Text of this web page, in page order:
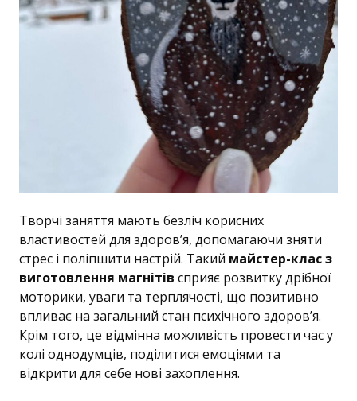
Творчі заняття мають безліч корисних
властивостей для здоров’я, допомагаючи зняти
стрес і поліпшити настрій. Такий майстер-клас з
виготовлення магнітів сприяє розвитку дрібної
моторики, уваги та терплячості, що позитивно
впливає на загальний стан психічного здоров’я.
Крім того, це відмінна можливість провести час у
колі однодумців, поділитися емоціями та
відкрити для себе нові захоплення.